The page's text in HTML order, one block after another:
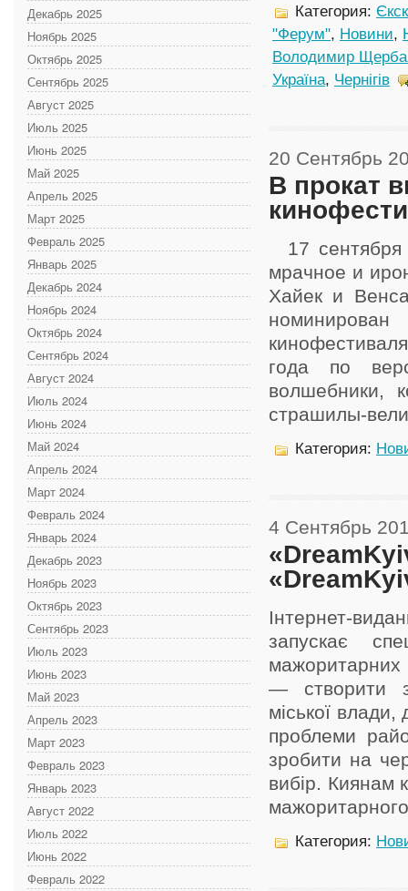
Декабрь 2025
Ноябрь 2025
Октябрь 2025
Сентябрь 2025
Август 2025
Июль 2025
Июнь 2025
Май 2025
Апрель 2025
Март 2025
Февраль 2025
Январь 2025
Декабрь 2024
Ноябрь 2024
Октябрь 2024
Сентябрь 2024
Август 2024
Июль 2024
Июнь 2024
Май 2024
Апрель 2024
Март 2024
Февраль 2024
Январь 2024
Декабрь 2023
Ноябрь 2023
Октябрь 2023
Сентябрь 2023
Июль 2023
Июнь 2023
Май 2023
Апрель 2023
Март 2023
Февраль 2023
Январь 2023
Август 2022
Июль 2022
Июнь 2022
Февраль 2022
Категория:
"Ферум", Новини,
Володимир
Україна, Чернігів
20 Сентябрь
В прокат
17 сентября
мрачное и
Хайек и
года по
волшебники,
страшилы-
Категория:
4 Сентябрь
Інтернет-
запускає
мажоритарних
— створити
міської
проблеми
зробити на
вибір.
Категория: